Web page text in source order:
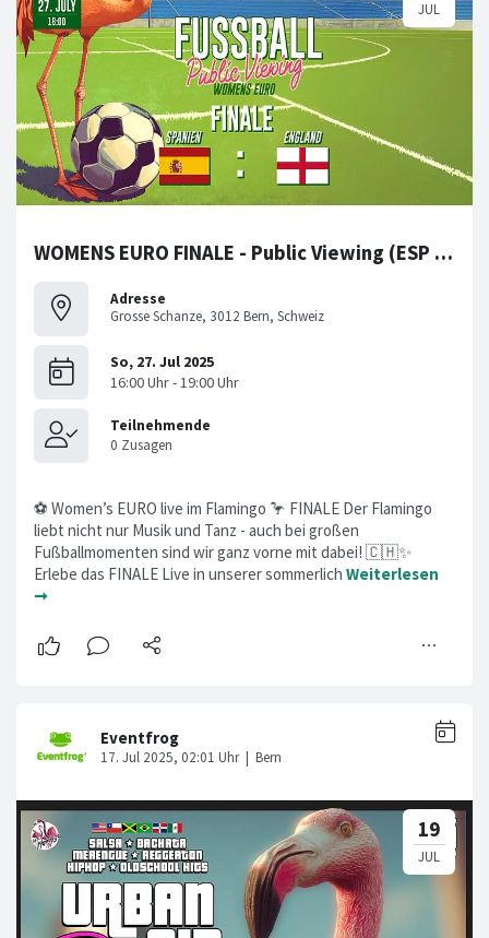
WOMENS EURO FINALE - Public Viewing (ESP vs. ENG)
Adresse
Grosse Schanze, 3012 Bern, Schweiz
⚽ Women’s EURO live im Flamingo 🦩 FINALE Der Flamingo
liebt nicht nur Musik und Tanz - auch bei großen
Fußballmomenten sind wir ganz vorne mit dabei! 🇨🇭✨
Erlebe das FINALE Live in unserer sommerlich Weiterlesen
➞